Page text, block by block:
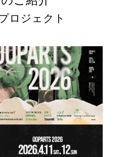
ロジェクト